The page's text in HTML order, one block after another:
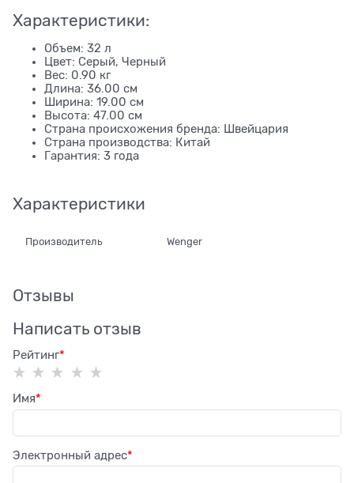
Характеристики:
Объем: 32 л
Цвет: Серый, Черный
Вес: 0.90 кг
Длина: 36.00 см
Ширина: 19.00 см
Высота: 47.00 см
Страна происхожения бренда: Швейцария
Страна производства: Китай
Гарантия: 3 года
Характеристики
Производитель Wenger
Отзывы
Написать отзыв
Рейтинг
Имя
Электронный адрес